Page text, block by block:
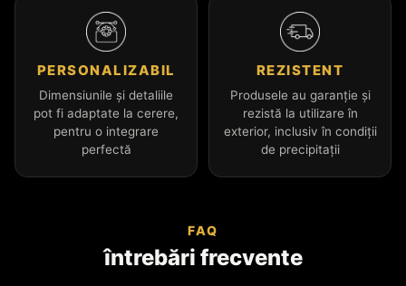
PERSONALIZABIL
Dimensiunile și detaliile
pot fi adaptate la cerere,
pentru o integrare
perfectă
REZISTENT
Produsele au garanție și
rezistă la utilizare în
exterior, inclusiv în condiții
de precipitații
FAQ
întrebări frecvente